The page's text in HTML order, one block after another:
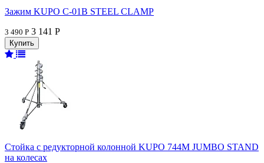
Зажим KUPO C-01B STEEL CLAMP
3 490 Р 3 141 Р
Стойка с редукторной колонной KUPO 744M JUMBO STAND
на колесах